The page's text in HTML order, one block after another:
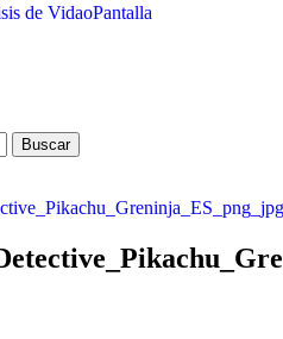
de VidaoPantalla
Buscar